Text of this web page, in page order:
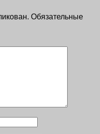
Обязательные